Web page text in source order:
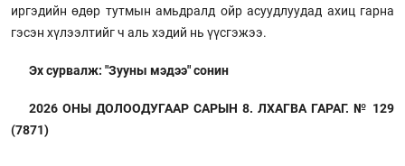
иргэдийн өдөр тутмын амьдралд ойр асуудлуудад ахиц гарна
гэсэн хүлээлтийг ч аль хэдий нь үүсгэжээ.
Эх сурвалж: "Зууны мэдээ" сонин
2026 ОНЫ ДОЛООДУГААР САРЫН 8. ЛХАГВА ГАРАГ. № 129
(7871)